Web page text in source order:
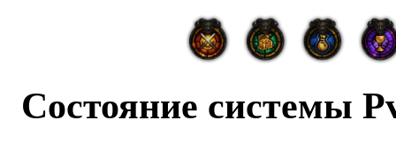
Состояние системы